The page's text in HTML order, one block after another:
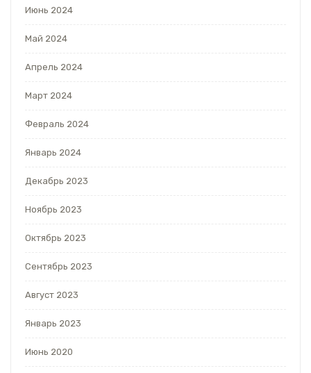
Июнь 2024
Май 2024
Апрель 2024
Март 2024
Февраль 2024
Январь 2024
Декабрь 2023
Ноябрь 2023
Октябрь 2023
Сентябрь 2023
Август 2023
Январь 2023
Июнь 2020